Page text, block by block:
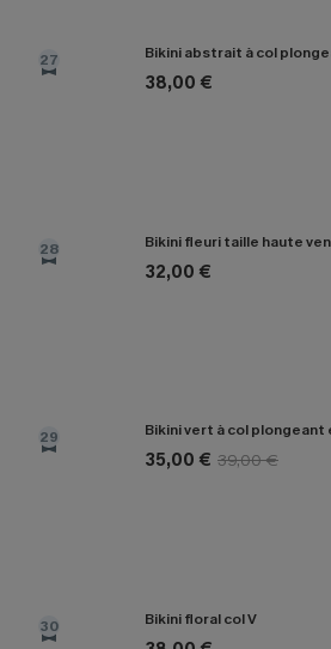
27 Bikini abstrait à col
38,00 €
28 Bikini fleuri taille haute
32,00 €
29 Bikini vert à col plongeant
35,00 € 39,00 €
30 Bikini floral col V